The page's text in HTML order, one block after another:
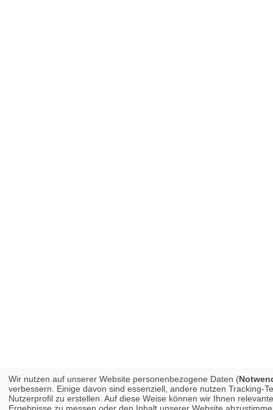
Wir nutzen auf unserer Website personenbezogene Daten (
verbessern. Einige davon sind essenziell, andere nutzen Tracking-
Nutzerprofil zu erstellen. Auf diese Weise können wir Ihnen